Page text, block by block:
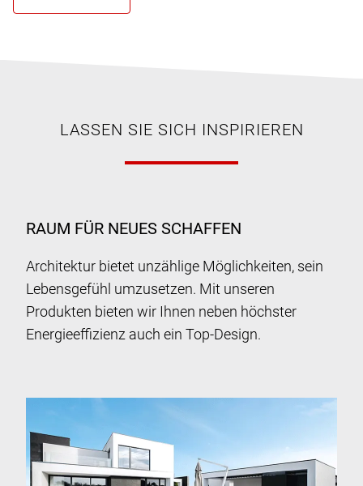
LASSEN SIE SICH INSPIRIEREN
RAUM FÜR NEUES SCHAFFEN
Architektur bietet unzählige Möglichkeiten, sein
Lebensgefühl umzusetzen. Mit unseren
Produkten bieten wir Ihnen neben höchster
Energieeffizienz auch ein Top-Design.